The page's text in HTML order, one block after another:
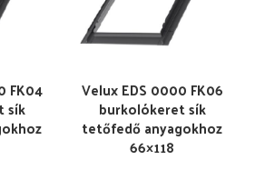
FK04
sík
Velux EDS 0000 FK06
burkolókeret sík
tetőfedő anyagokhoz
66×118